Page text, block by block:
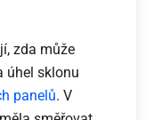
zda může
úhel sklonu
panelů. V